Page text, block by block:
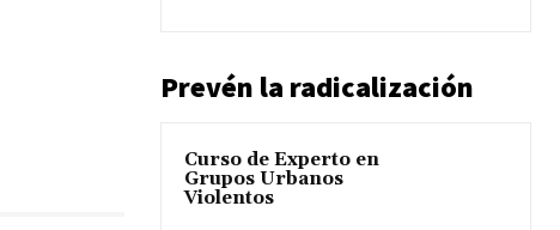
Prevén la radicalización
Curso de Experto en
Grupos Urbanos
Violentos